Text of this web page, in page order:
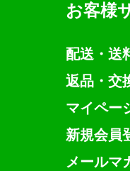
お客様
配送・送
返品・交
マイペー
新規会員
メールマ